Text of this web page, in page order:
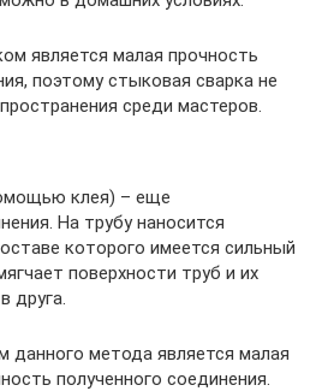
является малая прочность
поэтому стыковая сварка не
среди мастеров.
клея) – еще
На трубу наносится
которого имеется сильный
поверхности труб и их
друга.
метода является малая
полученного соединения.